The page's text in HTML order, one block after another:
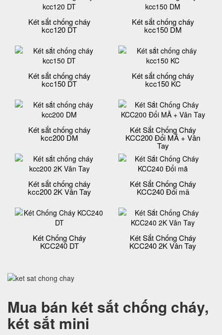
Két sắt chống cháy
kcc120 DT
Két sắt chống cháy
kcc150 DM
Két sắt chống cháy
kcc150 DT
Két sắt chống cháy
kcc150 KC
Két sắt chống cháy
kcc200 DM
Két Sắt Chống Cháy
KCC200 Đổi MÃ + Vân
Tay
Két sắt chống cháy
kcc200 2K Vân Tay
Két Sắt Chống Cháy
KCC240 Đổi mã
Két Chống Cháy
KCC240 DT
Két Sắt Chống Cháy
KCC240 2K Vân Tay
Mua bán két sắt chống cháy,
két sắt mini